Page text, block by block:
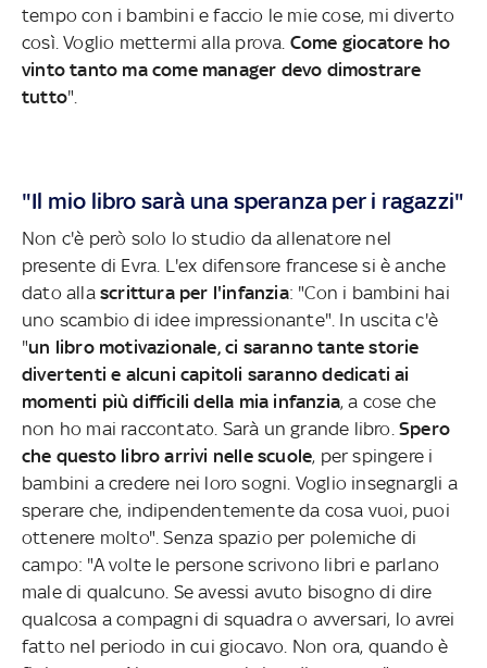
tempo con i bambini e faccio le mie cose, mi diverto
così. Voglio mettermi alla prova. Come giocatore ho
vinto tanto ma come manager devo dimostrare
tutto".
"Il mio libro sarà una speranza per i ragazzi"
Non c'è però solo lo studio da allenatore nel
presente di Evra. L'ex difensore francese si è anche
dato alla scrittura per l'infanzia: "Con i bambini hai
uno scambio di idee impressionante". In uscita c'è
"un libro motivazionale, ci saranno tante storie
divertenti e alcuni capitoli saranno dedicati ai
momenti più difficili della mia infanzia, a cose che
non ho mai raccontato. Sarà un grande libro. Spero
che questo libro arrivi nelle scuole, per spingere i
bambini a credere nei loro sogni. Voglio insegnargli a
sperare che, indipendentemente da cosa vuoi, puoi
ottenere molto". Senza spazio per polemiche di
campo: "A volte le persone scrivono libri e parlano
male di qualcuno. Se avessi avuto bisogno di dire
qualcosa a compagni di squadra o avversari, lo avrei
fatto nel periodo in cui giocavo. Non ora, quando è